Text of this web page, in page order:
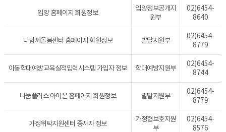
입양 홈페이지 회원정보
입양정보공개지
원부
02)6454-
8640
다함께돌봄센터 홈페이지 회원정보 발달지원부
02)6454-
8779
아동학대예방교육실적입력시스템 가입자 정보 학대예방지원부
02)6454-
8744
나눔플러스 아이온 홈페이지 회원정보 발달지원부
02)6454-
8779
가정위탁지원센터 종사자 정보
가정형보호지원
부
02)6454-
8576